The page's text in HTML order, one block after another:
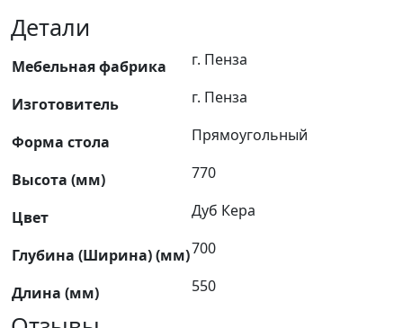
Детали
Мебельная фабрика г. Пенза
Изготовитель г. Пенза
Форма стола Прямоугольный
Высота (мм) 770
Цвет Дуб Кера
Глубина (Ширина) (мм)700
Длина (мм) 550